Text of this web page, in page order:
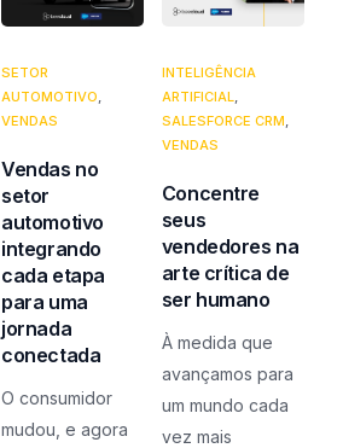
SETOR
AUTOMOTIVO,
VENDAS
Vendas no
setor
automotivo
integrando
cada etapa
para uma
jornada
conectada
O consumidor
mudou, e agora
INTELIGÊNCIA
ARTIFICIAL,
SALESFORCE CRM,
VENDAS
Concentre
seus
vendedores na
arte crítica de
ser humano
À medida que
avançamos para
um mundo cada
vez mais